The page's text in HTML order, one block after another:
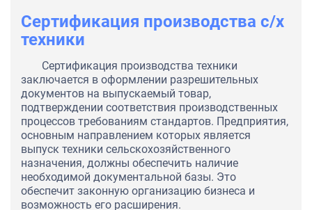
Сертификация производства с/х
техники
Сертификация производства техники
заключается в оформлении разрешительных
документов на выпускаемый товар,
подтверждении соответствия производственных
процессов требованиям стандартов. Предприятия,
основным направлением которых является
выпуск техники сельскохозяйственного
назначения, должны обеспечить наличие
необходимой документальной базы. Это
обеспечит законную организацию бизнеса и
возможность его расширения.